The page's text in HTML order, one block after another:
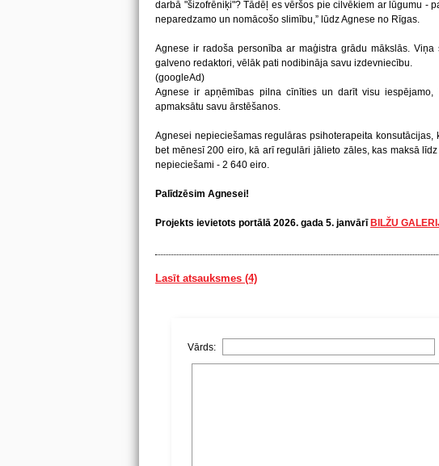
darbā "šizofrēniķi"? Tādēļ es vēršos pie cilvēkiem ar lūgumu -
neparedzamo un nomācošo slimību,” lūdz Agnese no Rīgas.
Agnese ir radoša personība ar maģistra grādu mākslās. Viņa
galveno redaktori, vēlāk pati nodibināja savu izdevniecību.
(googleAd)
Agnese ir apņēmības pilna cīnīties un darīt visu iespējamo,
apmaksātu savu ārstēšanos.
Agnesei nepieciešamas regulāras psihoterapeita konsutācijas,
bet mēnesī 200 eiro, kā arī regulāri jālieto zāles, kas maksā
nepieciešami - 2 640 eiro.
Palīdzēsim Agnesei!
Projekts ievietots portālā 2026. gada 5. janvārī BILŽU
Lasīt atsauksmes (4)
Vārds: